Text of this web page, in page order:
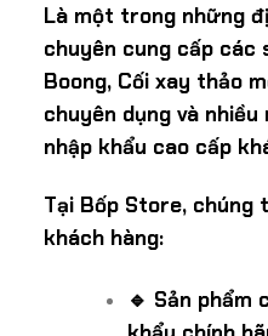
Là một trong những
chuyên cung cấp các
Boong, Cối xay thảo
chuyên dụng và
nhập khẩu cao cấp
Tại Bốp Store, chúng
khách hàng:
🔹 Sản phẩm